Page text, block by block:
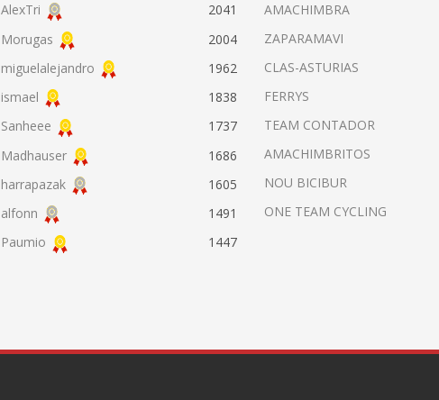
AlexTri
2041
Morugas
2004
miguelalejandro
1962
ismael
1838
Sanheee
1737
Madhauser
1686
harrapazak
1605
alfonn
1491
Paumio
1447
AMACHIMBRA
ZAPARAMAVI
CLAS-ASTURIAS
FERRYS
TEAM CONTADOR
AMACHIMBRITOS
NOU BICIBUR
ONE TEAM CYCLING